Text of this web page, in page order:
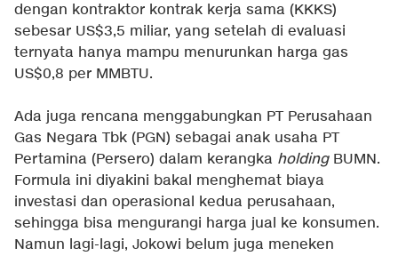
dengan kontraktor kontrak kerja sama (KKKS)
sebesar US$3,5 miliar, yang setelah di evaluasi
ternyata hanya mampu menurunkan harga gas
US$0,8 per MMBTU.
Ada juga rencana menggabungkan PT Perusahaan
Gas Negara Tbk (PGN) sebagai anak usaha PT
Pertamina (Persero) dalam kerangka holdingBUMN.
Formula ini diyakini bakal menghemat biaya
investasi dan operasional kedua perusahaan,
sehingga bisa mengurangi harga jual ke konsumen.
Namun lagi-lagi, Jokowi belum juga meneken